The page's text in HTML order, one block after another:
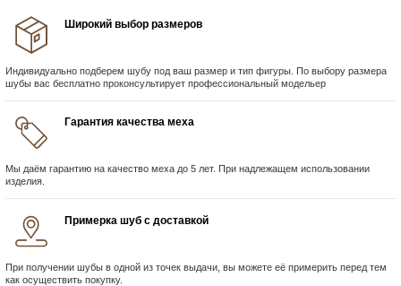
Широкий выбор размеров
Индивидуально подберем шубу под ваш размер и тип фигуры. По выбору размера
шубы вас бесплатно проконсультирует профессиональный модельер
Гарантия качества меха
Мы даём гарантию на качество меха до 5 лет. При надлежащем использовании
изделия.
Примерка шуб с доставкой
При получении шубы в одной из точек выдачи, вы можете её примерить перед тем
как осуществить покупку.